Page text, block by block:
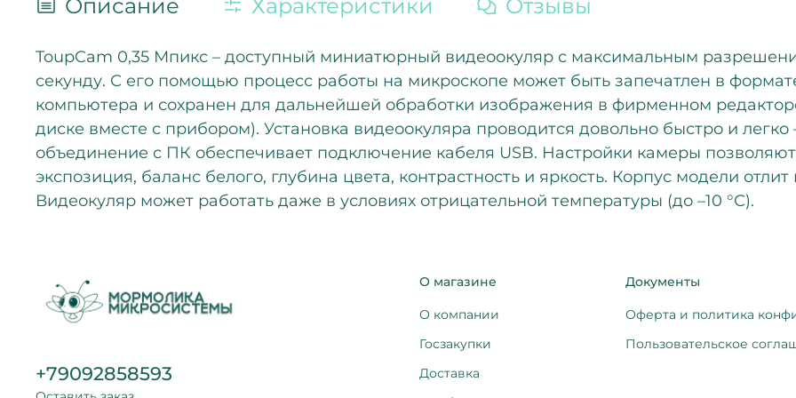
Описание Характеристики Отзывы
ToupCam 0,35 Мпикс – доступный миниатюрный видеоокуляр с максимальным
секунду. С его помощью процесс работы на микроскопе может быть запечатлен в
компьютера и сохранен для дальнейшей обработки изображения в фирменном
диске вместе с прибором). Установка видеоокуляра проводится довольно быстро и легко
объединение с ПК обеспечивает подключение кабеля USB. Настройки камеры
экспозиция, баланс белого, глубина цвета, контрастность и яркость. Корпус модели
Видеокуляр может работать даже в условиях отрицательной температуры (до –10 °С).
О магазине
О компании
Госзакупки
Доставка
Документы
Оферта и политика
Пользовательское
+79092858593